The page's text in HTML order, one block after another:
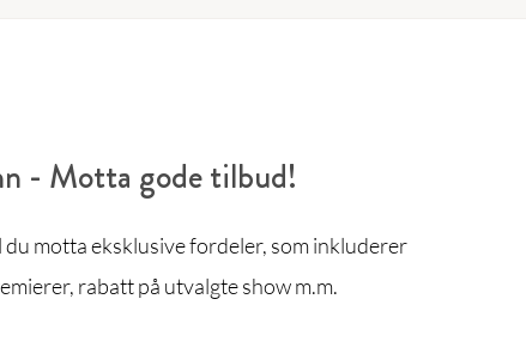
- Motta gode tilbud!
du motta eksklusive fordeler, som inkluderer
rabatt på utvalgte show m.m.